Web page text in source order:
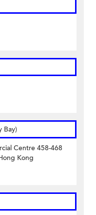
Bay)
Centre 458-468
Kong